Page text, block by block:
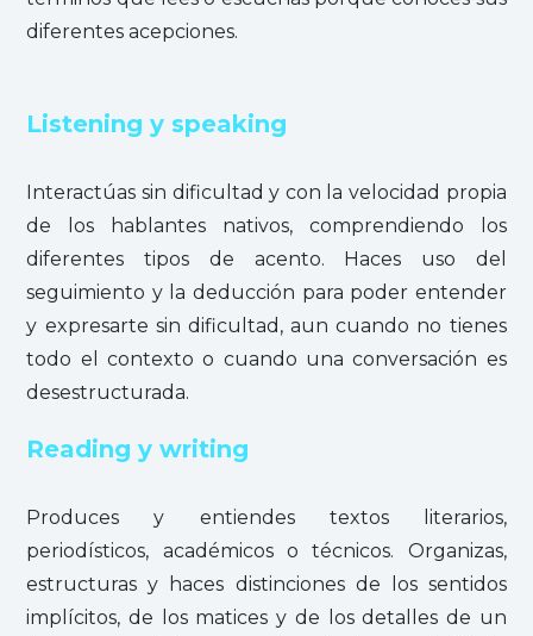
diferentes acepciones.
Listening y speaking
Interactúas sin dificultad y con la velocidad propia
de los hablantes nativos, comprendiendo los
diferentes tipos de acento. Haces uso del
seguimiento y la deducción para poder entender
y expresarte sin dificultad, aun cuando no tienes
todo el contexto o cuando una conversación es
desestructurada.
Readingywriting
Produces y entiendes textos literarios,
periodísticos, académicos o técnicos. Organizas,
estructuras y haces distinciones de los sentidos
implícitos, de los matices y de los detalles de un